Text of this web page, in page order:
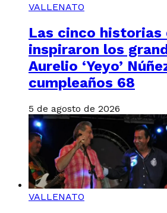
VALLENATO
Las cinco historias
inspiraron los
Aurelio ‘Yeyo’
cumpleaños 68
5 de agosto de 2026
VALLENATO